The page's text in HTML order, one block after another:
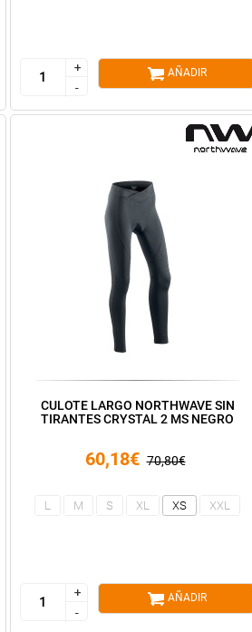
+
-
+
-
AÑADIR
CULOTE LARGO NORTHWAVE SIN
TIRANTES CRYSTAL 2 MS NEGRO
60,18€ 70,80€
L M S XL XS XXL
+
-
+
-
AÑADIR